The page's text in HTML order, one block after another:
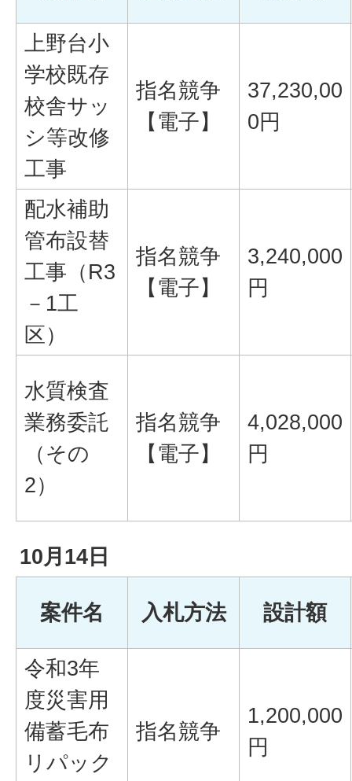
上野台小
学校既存
校舎サッ
シ等改修
工事
指名競争
【電子】
37,230,00
0円
配水補助
管布設替
工事（R3
－1工
区）
指名競争
【電子】
3,240,000
円
水質検査
業務委託
（その
2）
指名競争
【電子】
4,028,000
円
10月14日
案件名 入札方法 設計額
令和3年
度災害用
備蓄毛布
リパック
指名競争
1,200,000
円